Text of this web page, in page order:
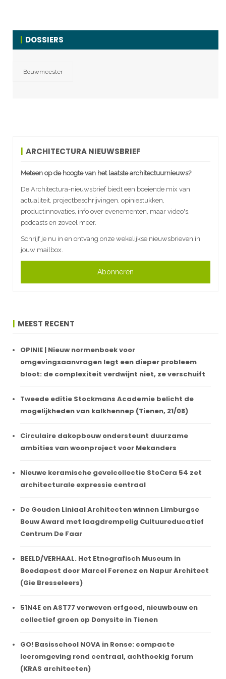
DOSSIERS
Bouwmeester
ARCHITECTURA NIEUWSBRIEF
Meteen op de hoogte van het laatste architectuurnieuws?
De Architectura-nieuwsbrief biedt een boeiende mix van
actualiteit, projectbeschrijvingen, opiniestukken,
productinnovaties, info over evenementen, maar video's,
podcasts en zoveel meer.
Schrijf je nu in en ontvang onze wekelijkse nieuwsbrieven in
jouw mailbox.
Abonneren
MEEST RECENT
OPINIE | Nieuw normenboek voor
omgevingsaanvragen legt een dieper probleem
bloot: de complexiteit verdwijnt niet, ze verschuift
Tweede editie Stockmans Academie belicht de
mogelijkheden van kalkhennep (Tienen, 21/08)
Circulaire dakopbouw ondersteunt duurzame
ambities van woonproject voor Mekanders
Nieuwe keramische gevelcollectie StoCera 54 zet
architecturale expressie centraal
De Gouden Liniaal Architecten winnen Limburgse
Bouw Award met laagdrempelig Cultuureducatief
Centrum De Faar
BEELD/VERHAAL. Het Etnografisch Museum in
Boedapest door Marcel Ferencz en Napur Architect
(Gie Bresseleers)
51N4E en AST77 verweven erfgoed, nieuwbouw en
collectief groen op Donysite in Tienen
GO! Basisschool NOVA in Ronse: compacte
leeromgeving rond centraal, achthoekig forum
(KRAS architecten)